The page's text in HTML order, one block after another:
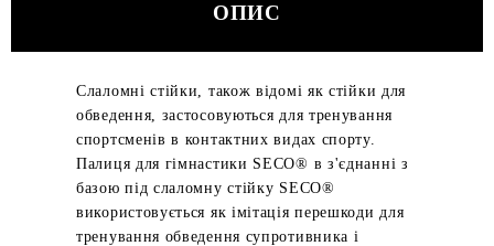
ОПИС
Слаломні стійки, також відомі як стійки для
обведення, застосовуються для тренування
спортсменів в контактних видах спорту.
Палиця для гімнастики SECO® в з'єднанні з
базою під слаломну стійку SECO®
використовується як імітація перешкоди для
тренування обведення супротивника і